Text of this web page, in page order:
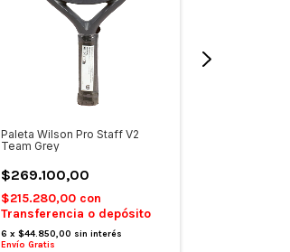
Paleta Wilson Pro Staff V2
Team Grey
$269.100,00
$215.280,00 con
Transferencia o depósito
6 x $44.850,00 sin interés
Envío Gratis